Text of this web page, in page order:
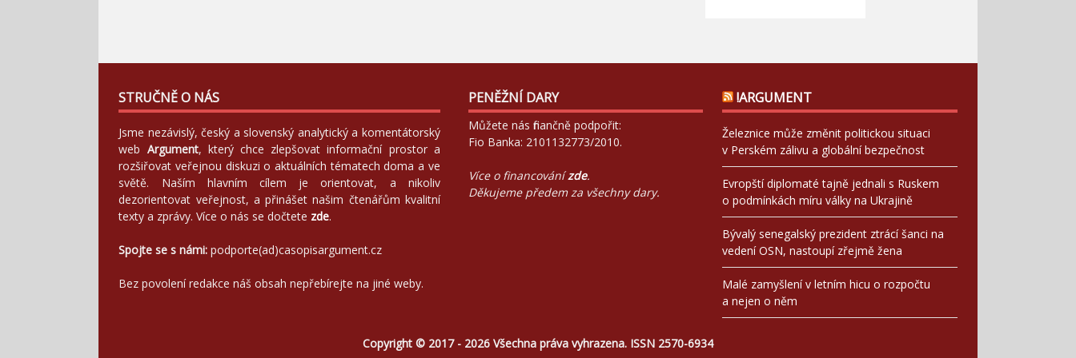
STRUČNĚ O NÁS
Jsme nezávislý, český a slovenský analytický a komentátorský
web Argument, který chce zlepšovat informační prostor a
rozšiřovat veřejnou diskuzi o aktuálních tématech doma a ve
světě. Naším hlavním cílem je orientovat, a nikoliv
dezorientovat veřejnost, a přinášet našim čtenářům kvalitní
texty a zprávy. Více o nás se dočtete zde.
Spojte se s námi: podporte(ad)casopisargument.cz
Bez povolení redakce náš obsah nepřebírejte na jiné weby.
PENĚŽNÍ DARY
Můžete nás finančně podpořit:
Fio Banka: 2101132773/2010.
Více o financovánízde.
Děkujeme předem za všechny dary.
!ARGUMENT
Železnice může změnit politickou situaci
v Perském zálivu a globální bezpečnost
Evropští diplomaté tajně jednali s Ruskem
o podmínkách míru války na Ukrajině
Bývalý senegalský prezident ztrácí šanci na
vedení OSN, nastoupí zřejmě žena
Malé zamyšlení v letním hicu o rozpočtu
a nejen o něm
Copyright © 2017 - 2026 Všechna práva vyhrazena. ISSN 2570-6934